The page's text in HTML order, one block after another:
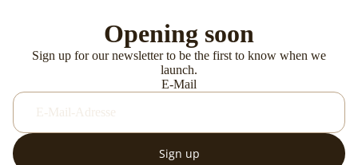
Opening soon
Sign up for our newsletter to be the first to know when we
launch.
E-Mail
Sign up